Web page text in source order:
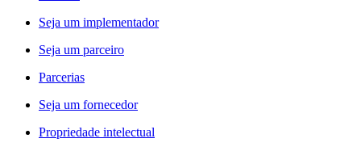
Seja um implementador
Seja um parceiro
Parcerias
Seja um fornecedor
Propriedade intelectual